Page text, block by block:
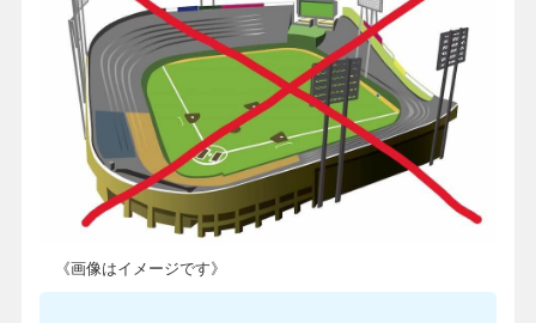
《画像はイメージです》